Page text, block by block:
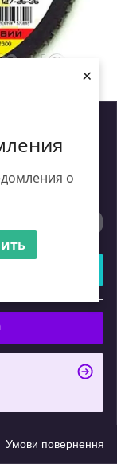
о
×
T27
₴
Умови повернення